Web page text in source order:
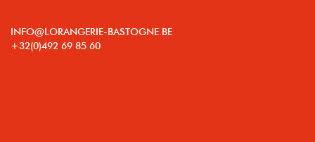
INFO@LORANGERIE-BASTOGNE.BE
+32(0)492 69 85 60